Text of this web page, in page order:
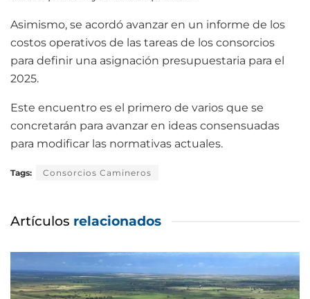
Asimismo, se acordó avanzar en un informe de los
costos operativos de las tareas de los consorcios
para definir una asignación presupuestaria para el
2025.
Este encuentro es el primero de varios que se
concretarán para avanzar en ideas consensuadas
para modificar las normativas actuales.
Tags: Consorcios Camineros
Artículos relacionados